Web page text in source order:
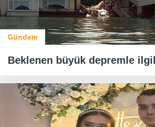
Gündem
Beklenen büyük depremle